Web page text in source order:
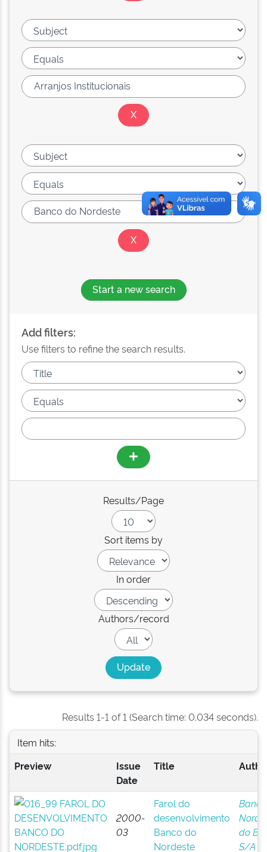
Start a new search
Add filters:
Use filters to refine the search results.
Results/Page
Sort items by
In order
Authors/record
Results 1-1 of 1 (Search time: 0.034 seconds).
Item hits:
Preview
Issue
Date
Title
2000-
03
Farol do
desenvolvimento
Banco do
Nordeste
do
S/A